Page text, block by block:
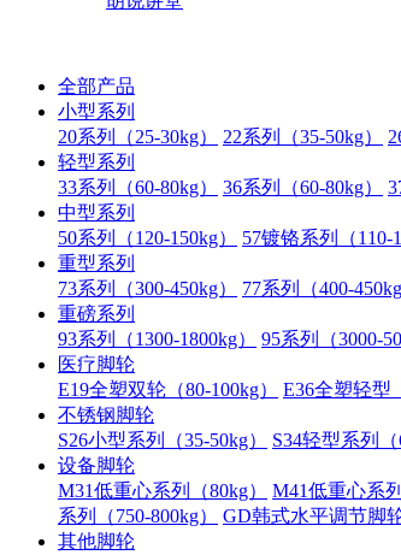
全部产品
小型系列
20系列（25-30kg）
22系列（35-50kg）
轻型系列
33系列（60-80kg）
36系列（60-80kg）
中型系列
50系列（120-150kg）
57镀铬系列（110-
重型系列
73系列（300-450kg）
77系列（400-450kg
重磅系列
93系列（1300-1800kg）
95系列（3000-
医疗脚轮
E19全塑双轮（80-100kg）
E36全塑轻型
不锈钢脚轮
S26小型系列（35-50kg）
S34轻型系列（
设备脚轮
M31低重心系列（80kg）
M41低重心系
系列（750-800kg）
GD韩式水平调节脚
其他脚轮